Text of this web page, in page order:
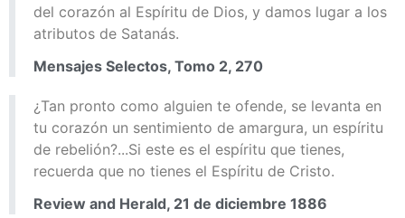
del corazón al Espíritu de Dios, y damos lugar a los
atributos de Satanás.
Mensajes Selectos, Tomo 2, 270
¿Tan pronto como alguien te ofende, se levanta en
tu corazón un sentimiento de amargura, un espíritu
de rebelión?...Si este es el espíritu que tienes,
recuerda que no tienes el Espíritu de Cristo.
Review and Herald, 21 de diciembre 1886